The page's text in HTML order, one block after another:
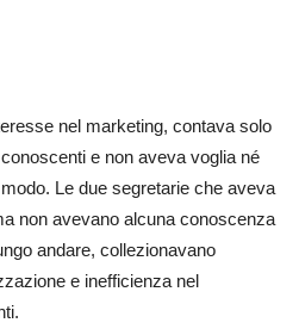
nel marketing, contava solo
e non aveva voglia né
Le due segretarie che aveva
non avevano alcuna conoscenza
andare, collezionavano
e inefficienza nel